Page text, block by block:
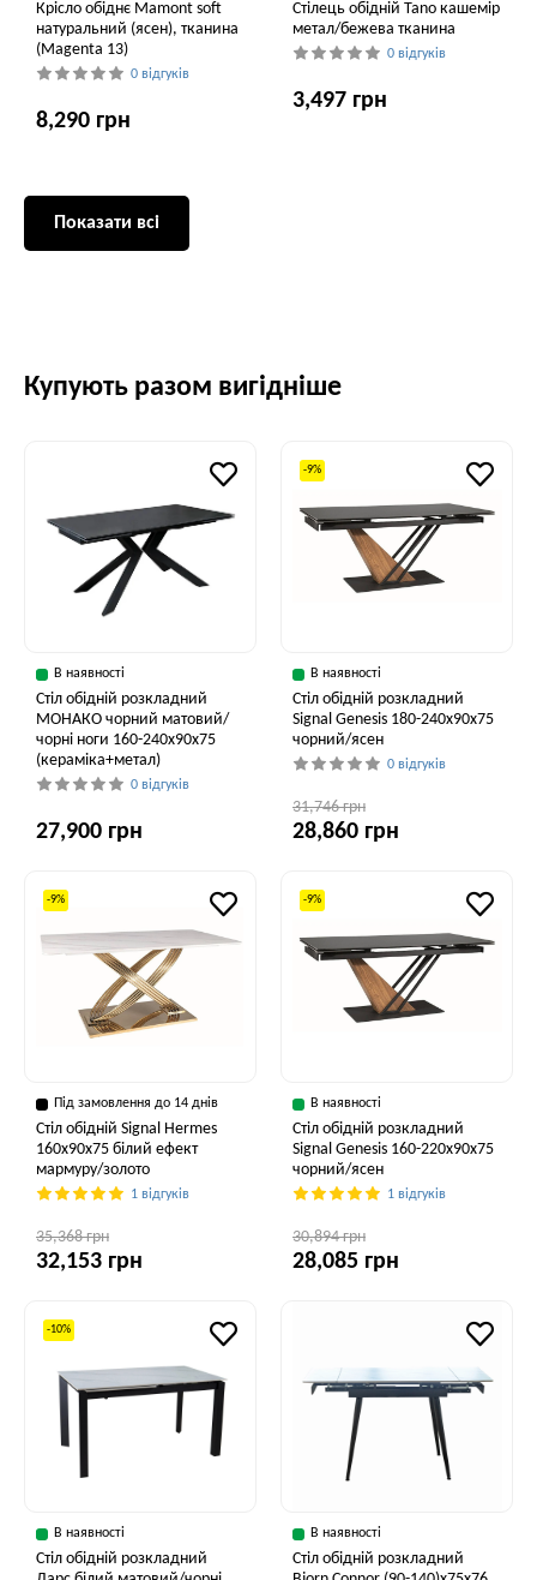
Крісло обіднє Mamont soft
натуральний (ясен), тканина
(Magenta 13)
0 відгуків
8,290 грн
Cтілець обідній Tano кашемір
метал/бежева тканина
0 відгуків
3,497 грн
Показати всі
Купують разом вигідніше
В наявності
Стіл обідній розкладний
МОНАКО чорний матовий/
чорні ноги 160-240x90x75
(кераміка+метал)
0 відгуків
27,900 грн
-9%
В наявності
Стіл обідній розкладний
Signal Genesis 180-240x90x75
чорний/ясен
0 відгуків
31,746 грн
28,860 грн
-9%
Під замовлення до 14 днів
Стіл обідній Signal Hermes
160x90x75 білий ефект
мармуру/золото
1 відгуків
35,368 грн
32,153 грн
-9%
В наявності
Стіл обідній розкладний
Signal Genesis 160-220x90x75
чорний/ясен
1 відгуків
30,894 грн
28,085 грн
-10%
В наявності
Стіл обідній розкладний
В наявності
Стіл обідній розкладний